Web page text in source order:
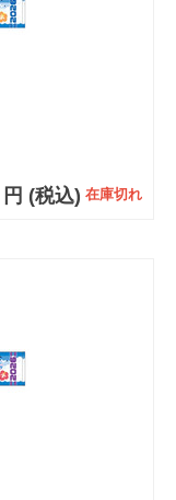
円 (税込) 在庫切れ